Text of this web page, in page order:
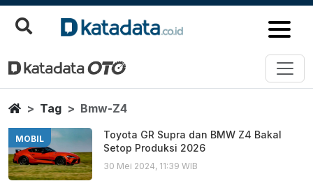
Bmw Z4
Berita Terbaru
HomeTag Bmw-Z4
MOBIL
Toyota GR Supra dan BMW Z4 Bakal
Setop Produksi 2026
30 Mei 2024, 11:39 WIB